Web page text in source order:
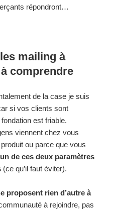
répondront…
mailing à
comprendre
de la case je suis
si vos clients sont
est friable.
viennent chez vous
ou parce que vous
de ces deux paramètres
(ce qu’il faut éviter).
proposent rien d’autre à
à rejoindre, pas